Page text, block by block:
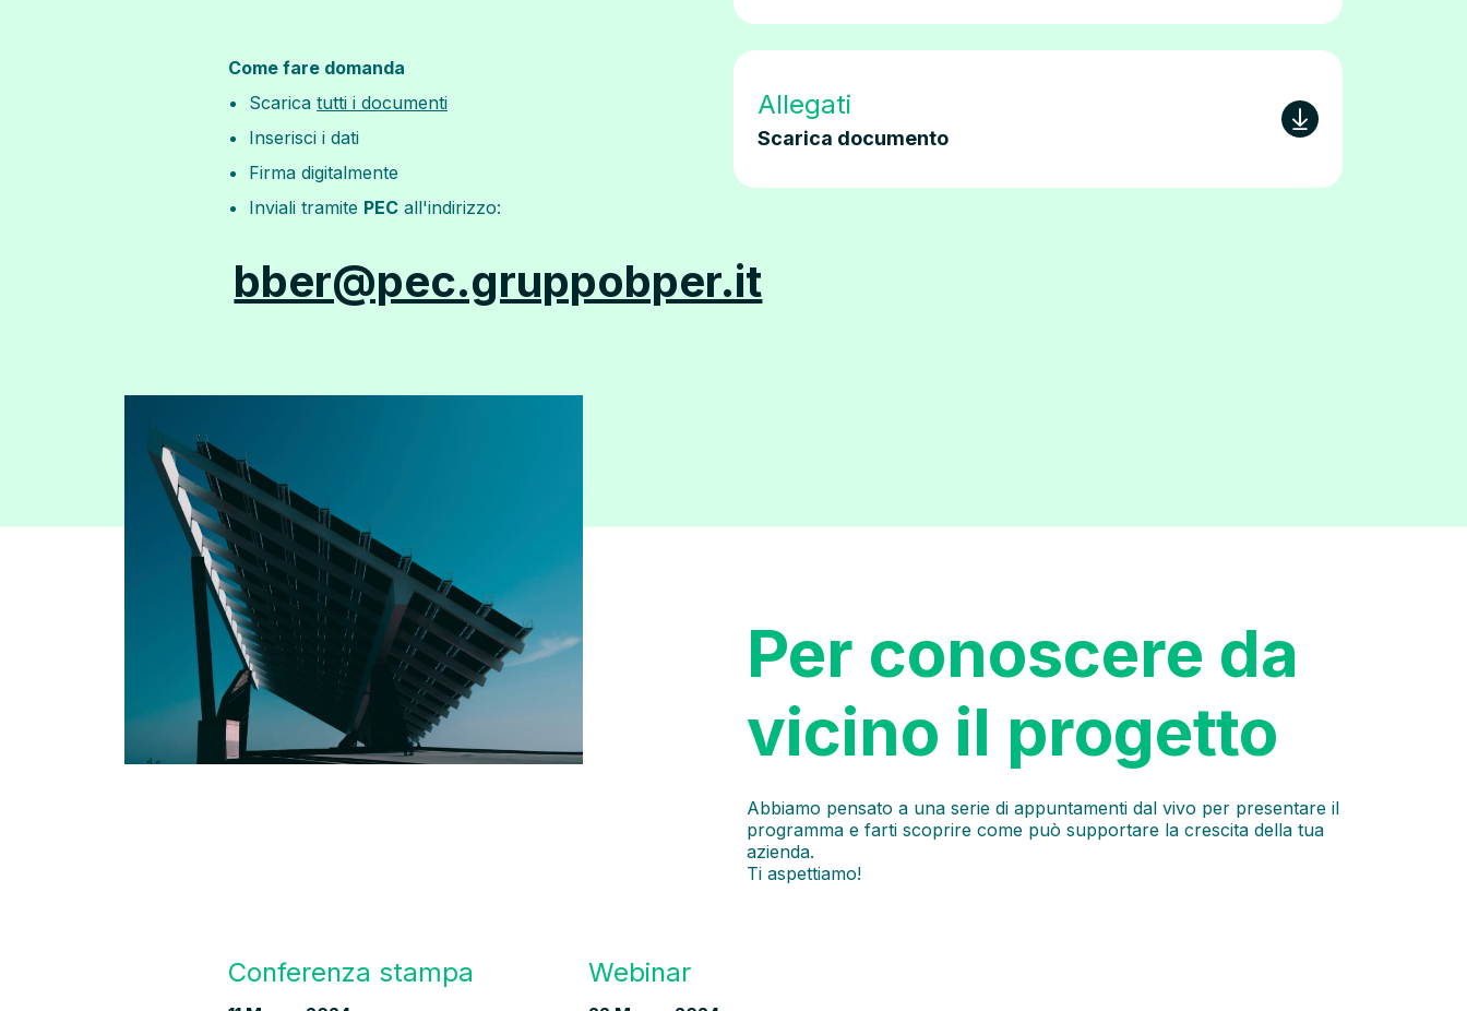
Allegati
Scarica documento
Come fare domanda
Scaricatutti i documenti
Inserisci i dati
Firma digitalmente
Inviali tramite PEC all'indirizzo:
bber@pec.gruppobper.it
Per conoscere da
vicino il progetto
Abbiamo pensato a una serie di appuntamenti dal vivo per presentare il
programma e farti scoprire come può supportare la crescita della tua
azienda.
Ti aspettiamo!
Conferenza stampa Webinar